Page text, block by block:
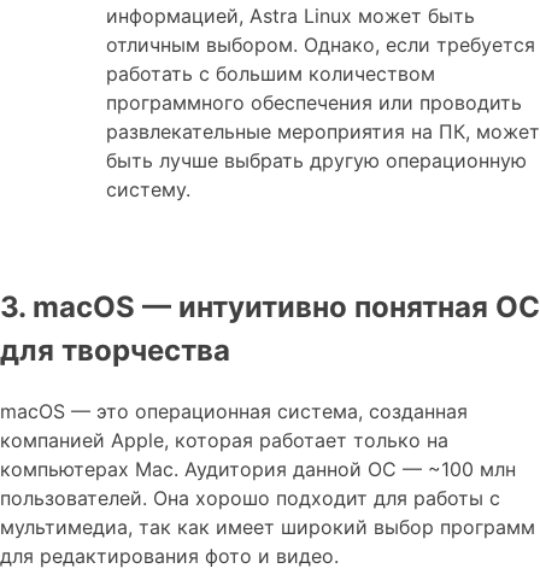
информацией, Astra Linux может быть
отличным выбором. Однако, если требуется
работать с большим количеством
программного обеспечения или проводить
развлекательные мероприятия на ПК, может
быть лучше выбрать другую операционную
систему.
3. macOS — интуитивно понятная ОС
для творчества
macOS — это операционная система, созданная
компанией Apple, которая работает только на
компьютерах Mac. Аудитория данной ОС — ~100 млн
пользователей. Она хорошо подходит для работы с
мультимедиа, так как имеет широкий выбор программ
для редактирования фото и видео.